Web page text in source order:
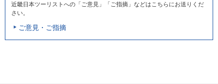
近畿日本ツーリストへの「ご意見」「ご指摘」などはこちらにお送りくだ
さい。
ご意見・ご指摘